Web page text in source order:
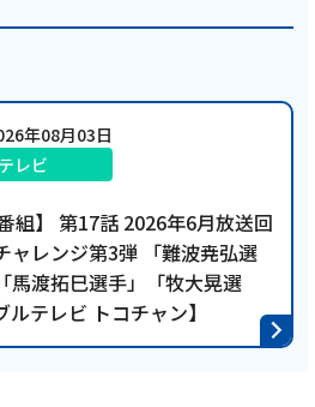
年08月03日
テレビ
組】 第17話 2026年6月放送回
ャレンジ第3弾 「難波尭弘選
馬渡拓巳選手」「牧大晃選
テレビ トコチャン】